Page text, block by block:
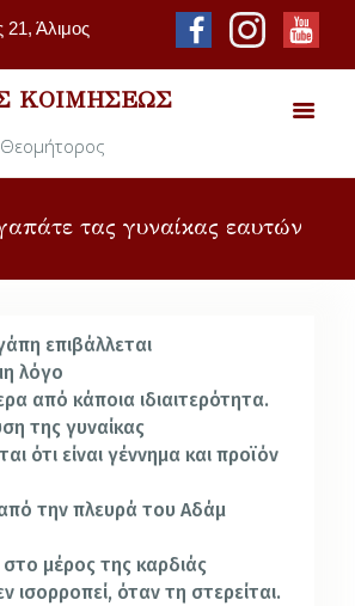
Άλιμος
ΚΟΙΜΉΣΕΩΣ
τας γυναίκας εαυτών
επιβάλλεται
λόγο
από κάποια ιδιαιτερότητα.
της γυναίκας
ότι είναι γέννημα και προϊόν
την πλευρά του Αδάμ
μέρος της καρδιάς
ισορροπεί, όταν τη στερείται.